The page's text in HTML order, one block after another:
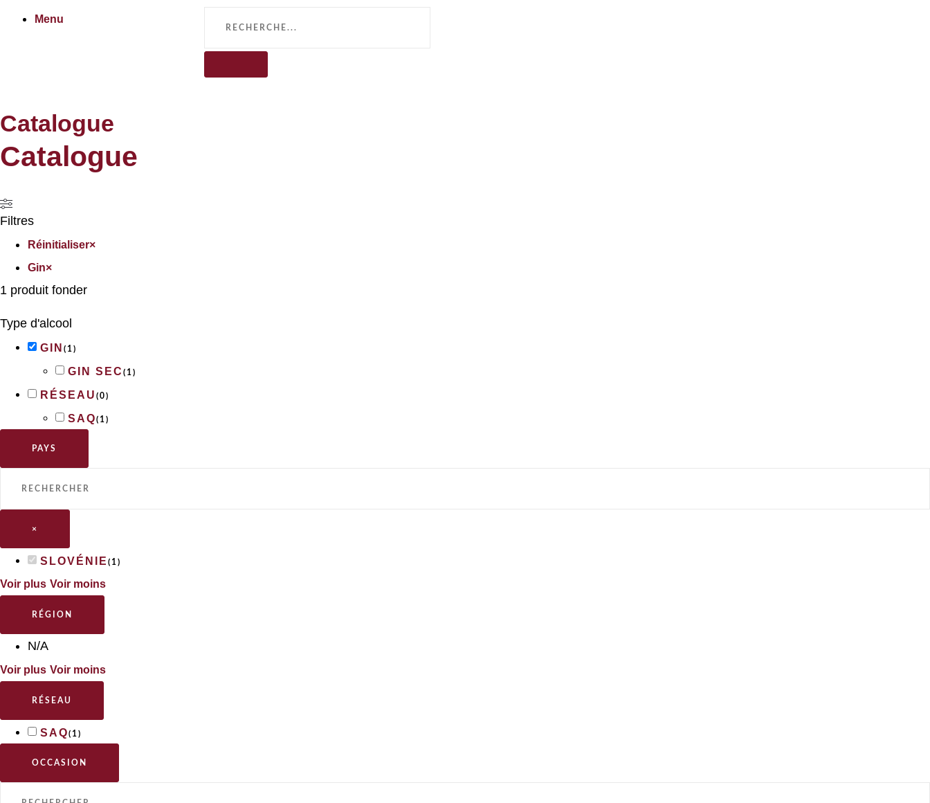
Menu
Catalogue
Catalogue
Filtres
Réinitialiser×
Gin×
1 produit fonder
Type d'alcool
GIN ( 1 )
GIN SEC ( 1 )
RÉSEAU (0)
SAQ( 1 )
PAYS
×
SLOVÉNIE ( 1 )
Voir plus Voir moins
RÉGION
N/A
Voir plus Voir moins
RÉSEAU
SAQ( 1 )
OCCASION